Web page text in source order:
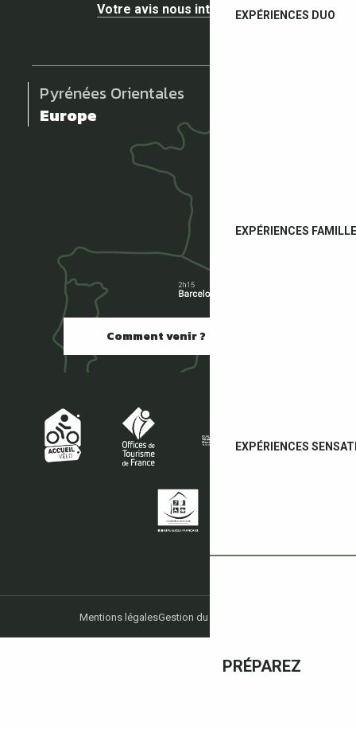
EXPÉRIENCES DUO
EXPÉRIENCES
EXPÉRIENCES
PRÉPAREZ
Votre avis nous intéresse !
Pyrénées Orientales
Europe
Comment venir ?
Mentions légalesGestion du consentement